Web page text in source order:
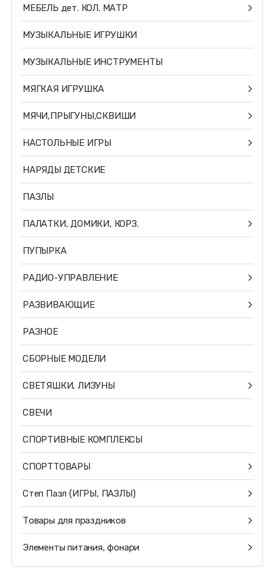
МЕБЕЛЬ дет. КОЛ. МАТР
МУЗЫКАЛЬНЫЕ ИГРУШКИ
МУЗЫКАЛЬНЫЕ ИНСТРУМЕНТЫ
МЯГКАЯ ИГРУШКА
МЯЧИ,ПРЫГУНЫ,СКВИШИ
НАСТОЛЬНЫЕ ИГРЫ
НАРЯДЫ ДЕТСКИЕ
ПАЗЛЫ
ПАЛАТКИ, ДОМИКИ, КОРЗ.
ПУПЫРКА
РАДИО-УПРАВЛЕНИЕ
РАЗВИВАЮЩИЕ
РАЗНОЕ
СБОРНЫЕ МОДЕЛИ
СВЕТЯШКИ, ЛИЗУНЫ
СВЕЧИ
СПОРТИВНЫЕ КОМПЛЕКСЫ
СПОРТТОВАРЫ
Степ Пазл (ИГРЫ, ПАЗЛЫ)
Товары для праздников
Элементы питания, фонари